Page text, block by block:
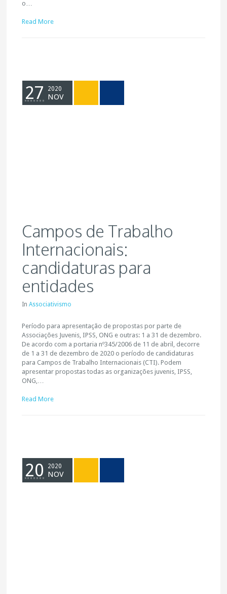
o…
Read More
27 2020
NOV
Campos de Trabalho
Internacionais:
candidaturas para
entidades
InAssociativismo
Período para apresentação de propostas por parte de
Associações Juvenis, IPSS, ONG e outras: 1 a 31 de dezembro.
De acordo com a portaria nº345/2006 de 11 de abril, decorre
de 1 a 31 de dezembro de 2020 o período de candidaturas
para Campos de Trabalho Internacionais (CTI). Podem
apresentar propostas todas as organizações juvenis, IPSS,
ONG,…
Read More
20 2020
NOV